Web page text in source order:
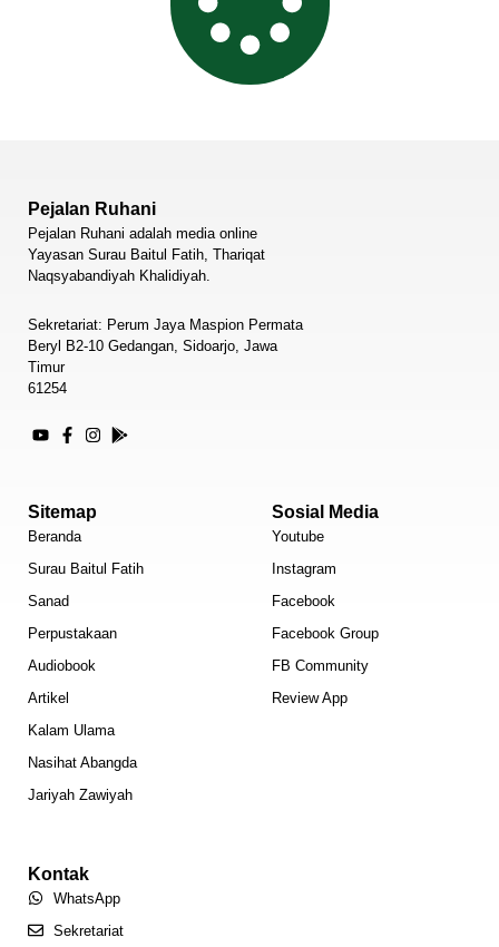
Pejalan Ruhani
Pejalan Ruhani adalah media online
Yayasan Surau Baitul Fatih, Thariqat
Naqsyabandiyah Khalidiyah.
Sekretariat: Perum Jaya Maspion Permata
Beryl B2-10 Gedangan, Sidoarjo, Jawa
Timur
61254
Sitemap
Beranda
Surau Baitul Fatih
Sanad
Perpustakaan
Audiobook
Artikel
Kalam Ulama
Nasihat Abangda
Jariyah Zawiyah
Sosial Media
Youtube
Instagram
Facebook
Facebook Group
FB Community
Review App
Kontak
WhatsApp
Sekretariat